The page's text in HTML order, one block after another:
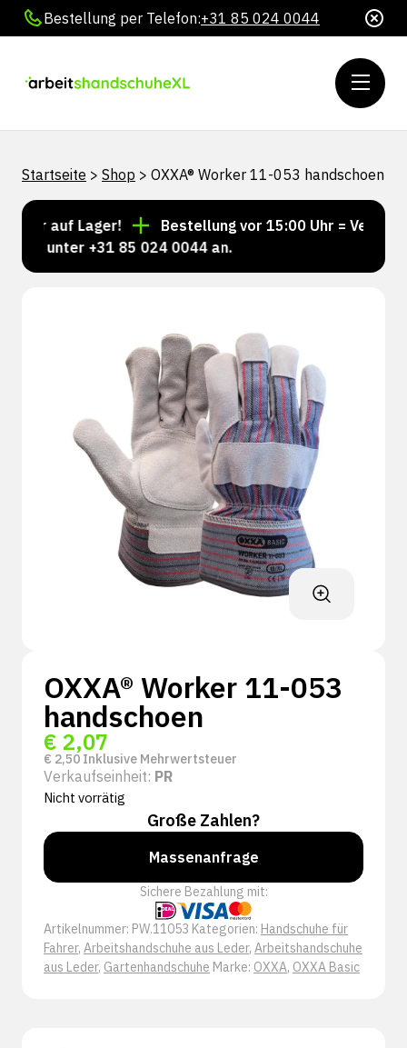
Bestellung per Telefon:+31 85 024 0044
Startseite > Shop > OXXA® Worker 11-053 handschoen
auf Lager!
Bestellung vor 15:00 Uhr = Versand
unter +31 85 024 0044 an.
OXXA® Worker 11-053
handschoen
€ 2,07
€ 2,50 Inklusive Mehrwertsteuer
Verkaufseinheit: PR
Nicht vorrätig
Große Zahlen?
Massenanfrage
Sichere Bezahlung mit:
Artikelnummer: PW.11053 Kategorien: Handschuhe für
Fahrer, Arbeitshandschuhe aus Leder, Arbeitshandschuhe
aus Leder, Gartenhandschuhe Marke: OXXA, OXXA Basic